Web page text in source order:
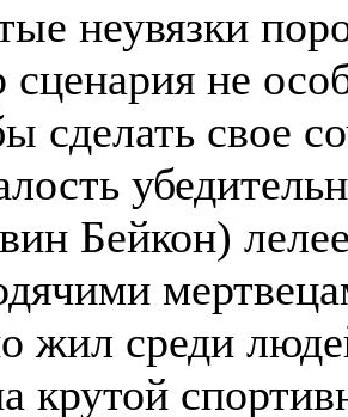
неувязки
сценария не
сделать свое
Бейкон)
жил среди
крутой